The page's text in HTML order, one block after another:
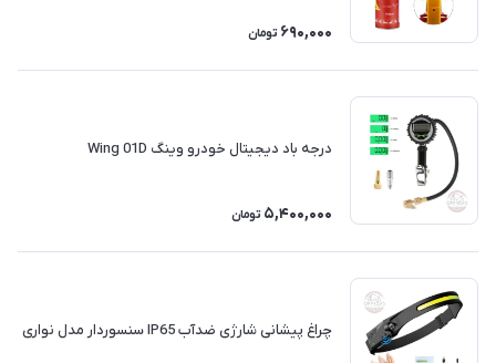
690,000 تومان
درجه باد دیجیتال خودرو وینگ Wing 01D
5,400,000 تومان
چراغ پیشانی شارژی ضدآب IP65 سنسوردار مدل نواری